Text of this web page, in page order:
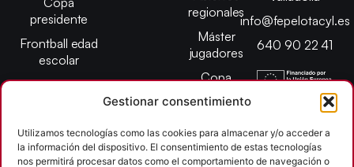
Gestionar consentimiento
Utilizamos tecnologías como las cookies para almacenar y/o acceder a
la información del dispositivo. El consentimiento de estas tecnologías
nos permitirá procesar datos como el comportamiento de navegación o
presidente
Frontball edad
escolar
regionales
Máster
jugadores
Copa
presidente
escolar
Campeonato
info@fepelotacyl.es
640 90 22 41